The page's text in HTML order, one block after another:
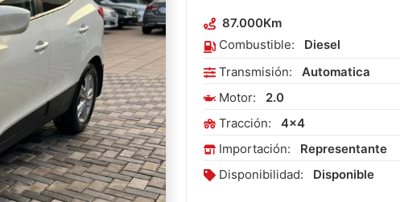
87.000Km
Combustible:
Diesel
Transmisión:
Automatica
Motor:
2.0
Tracción:
4x4
Importación:
Representante
Disponibilidad:
Disponible